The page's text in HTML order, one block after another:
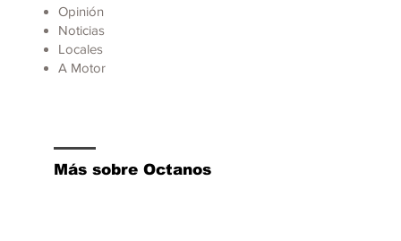
Opinión
Noticias
Locales
A Motor
Más sobre Octanos